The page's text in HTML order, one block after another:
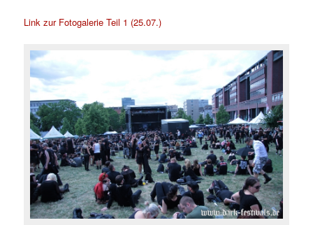
Link zur Fotogalerie Teil 1 (25.07.)